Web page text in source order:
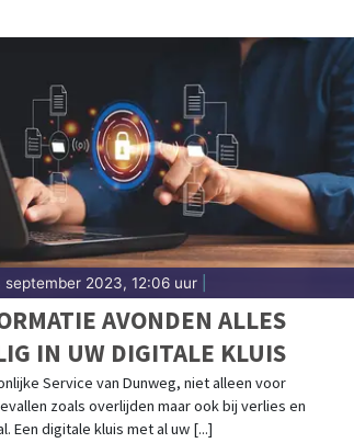
september 2023, 12:06 uur|
AVONDEN ALLES
IN UW DIGITALE KLUIS
Service van Dunweg, niet alleen voor
zoals overlijden maar ook bij verlies en
Een digitale kluis met al uw [...]